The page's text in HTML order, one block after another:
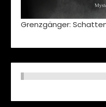
Grenzgänger: